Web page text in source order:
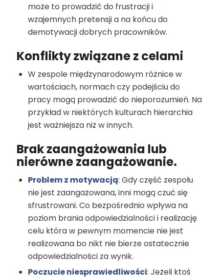
może to prowadzić do frustracji i
wzajemnych pretensji a na końcu do
demotywacji dobrych pracowników.
Konflikty związane z celami
W zespole międzynarodowym różnice w
wartościach, normach czy podejściu do
pracy mogą prowadzić do nieporozumień. Na
przykład w niektórych kulturach hierarchia
jest ważniejsza niż w innych.
Brak zaangażowania lub
nierówne zaangażowanie.
Problem z motywacją: Gdy część zespołu
nie jest zaangażowana, inni mogą czuć się
sfrustrowani. Co bezpośrednio wpływa na
poziom brania odpowiedzialności i realizację
celu która w pewnym momencie nie jest
realizowana bo nikt nie bierze ostatecznie
odpowiedzialności za wynik.
Poczucie niesprawiedliwości: Jeżeli ktoś